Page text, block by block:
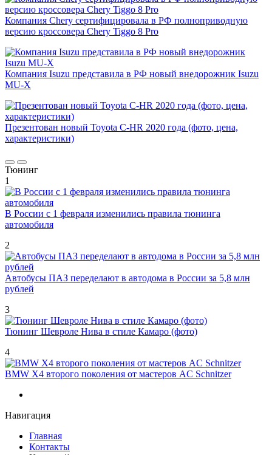
Компания Chery сертифицировала в РФ полноприводную
версию кроссовера Chery Tiggo 8 Pro
Компания Isuzu представила в РФ новый внедорожник Isuzu
MU-X
Презентован новый Toyota C-HR 2020 года (фото, цена,
характеристики)
Тюнинг
1
В России с 1 февраля изменились правила тюнинга
автомобиля
2
Автобусы ПАЗ переделают в автодома в России за 5,8 млн
рублей
3
Тюнинг Шевроле Нива в стиле Камаро (фото)
4
BMW X4 второго поколения от мастеров AC Schnitzer
Навигация
Главная
Контакты